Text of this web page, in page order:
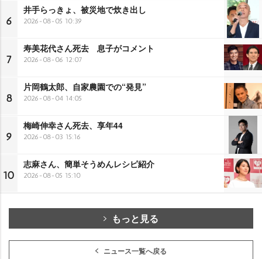
6
井手らっきょ、被災地で炊き出し
2026-08-05 10:39
7
寿美花代さん死去 息子がコメント
2026-08-06 12:07
8
片岡鶴太郎、自家農園での“発見”
2026-08-04 14:05
9
梅崎伸幸さん死去、享年44
2026-08-03 15:16
10
志麻さん、簡単そうめんレシピ紹介
2026-08-05 15:10
もっと見る
ニュース一覧へ戻る